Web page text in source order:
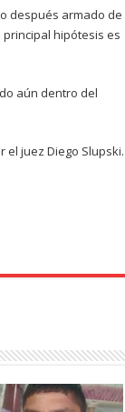
después armado de
hipótesis es
aún dentro del
el juez Diego Slupski.